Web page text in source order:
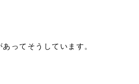
ってそうしています。